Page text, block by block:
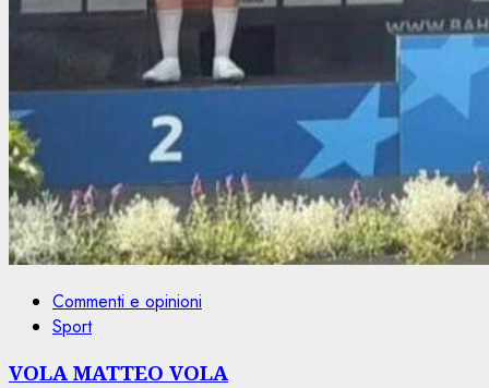
Commenti e opinioni
Sport
VOLA MATTEO VOLA